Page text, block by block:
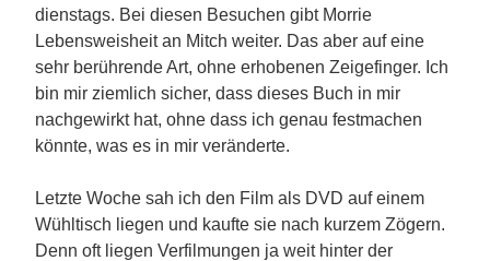
dienstags. Bei diesen Besuchen gibt Morrie
Lebensweisheit an Mitch weiter. Das aber auf eine
sehr berührende Art, ohne erhobenen Zeigefinger. Ich
bin mir ziemlich sicher, dass dieses Buch in mir
nachgewirkt hat, ohne dass ich genau festmachen
könnte, was es in mir veränderte.
Letzte Woche sah ich den Film als DVD auf einem
Wühltisch liegen und kaufte sie nach kurzem Zögern.
Denn oft liegen Verfilmungen ja weit hinter der